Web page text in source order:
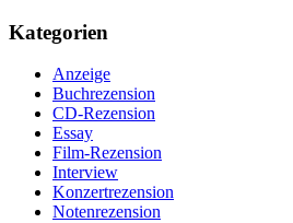
Kategorien
Anzeige
Buchrezension
CD-Rezension
Essay
Film-Rezension
Interview
Konzertrezension
Notenrezension